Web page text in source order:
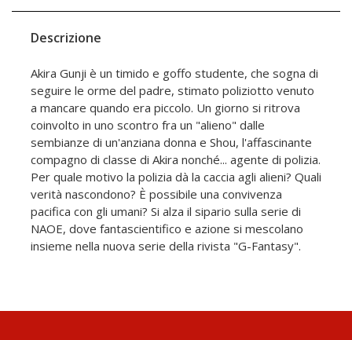
Descrizione
Akira Gunji è un timido e goffo studente, che sogna di
seguire le orme del padre, stimato poliziotto venuto
a mancare quando era piccolo. Un giorno si ritrova
coinvolto in uno scontro fra un "alieno" dalle
sembianze di un'anziana donna e Shou, l'affascinante
compagno di classe di Akira nonché... agente di polizia.
Per quale motivo la polizia dà la caccia agli alieni? Quali
verità nascondono? È possibile una convivenza
pacifica con gli umani? Si alza il sipario sulla serie di
NAOE, dove fantascientifico e azione si mescolano
insieme nella nuova serie della rivista "G-Fantasy".